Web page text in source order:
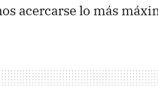
acercarse lo más